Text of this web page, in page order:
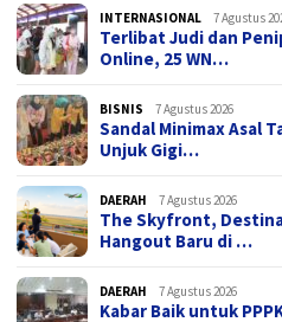
INTERNASIONAL 7 Agustus
Terlibat Judi dan
Online, 25 WN…
BISNIS 7 Agustus 2026
Sandal Minimax Asal
Unjuk Gigi…
DAERAH 7 Agustus 2026
The Skyfront,
Hangout Baru di …
DAERAH 7 Agustus 2026
Kabar Baik untuk